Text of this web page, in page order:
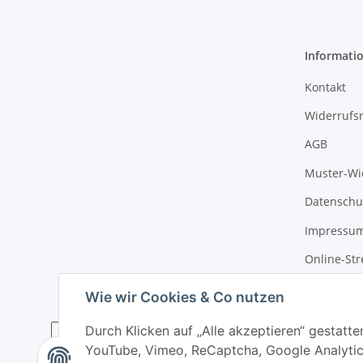
Wie wir Cookies & Co nutzen
Durch Klicken auf „Alle akzeptieren“
YouTube, Vimeo, ReCaptcha, Google
Kontakt
AGB
Muster-
Online-